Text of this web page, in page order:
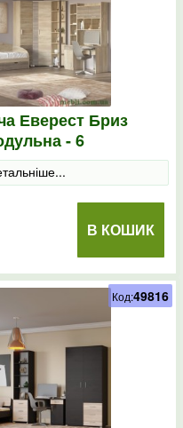
Еверест Бриз
- 6
трюфель
В КОШИК
Код:49816